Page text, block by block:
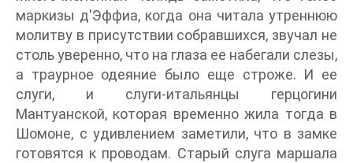
маркизы д'Эффиа, когда она читала утреннюю
молитву в присутствии собравшихся, звучал не
столь уверенно, что на глаза ее набегали слезы,
а траурное одеяние было еще строже. И ее
слуги, и слуги-итальянцы герцогини
Мантуанской, которая временно жила тогда в
Шомоне, с удивлением заметили, что в замке
готовятся к проводам. Старый слуга маршала